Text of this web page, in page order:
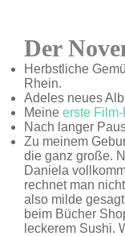
Der
Herbstliche
Rhein.
Adeles neues
Meine erste
Nach langer
Zu meinem
die ganz große.
Daniela
rechnet man
also milde
beim Bücher
leckerem Sushi.